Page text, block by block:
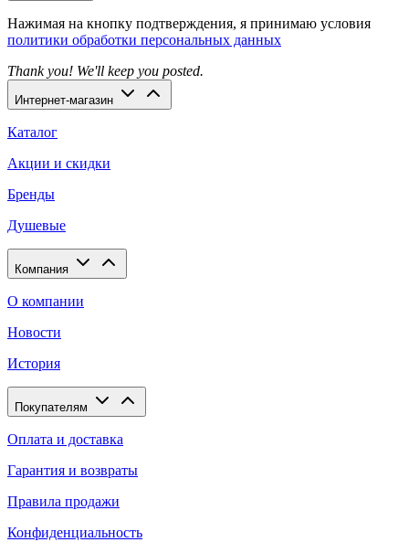
Нажимая на кнопку подтверждения, я принимаю условия
политики обработки персональных данных
Thank you! We'll keep you posted.
Интернет-магазин
Каталог
Акции и скидки
Бренды
Душевые
Компания
О компании
Новости
История
Покупателям
Оплата и доставка
Гарантия и возвраты
Правила продажи
Конфиденциальность